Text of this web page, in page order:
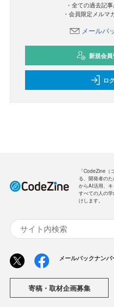
・全ての過去記
・会員限定メルマ
メールバ
新規会
ロ
「CodeZine（
る、開発者の
からAI活用、
すべての人の
けします。
メールバックナンバ
寄稿・取材企画募集